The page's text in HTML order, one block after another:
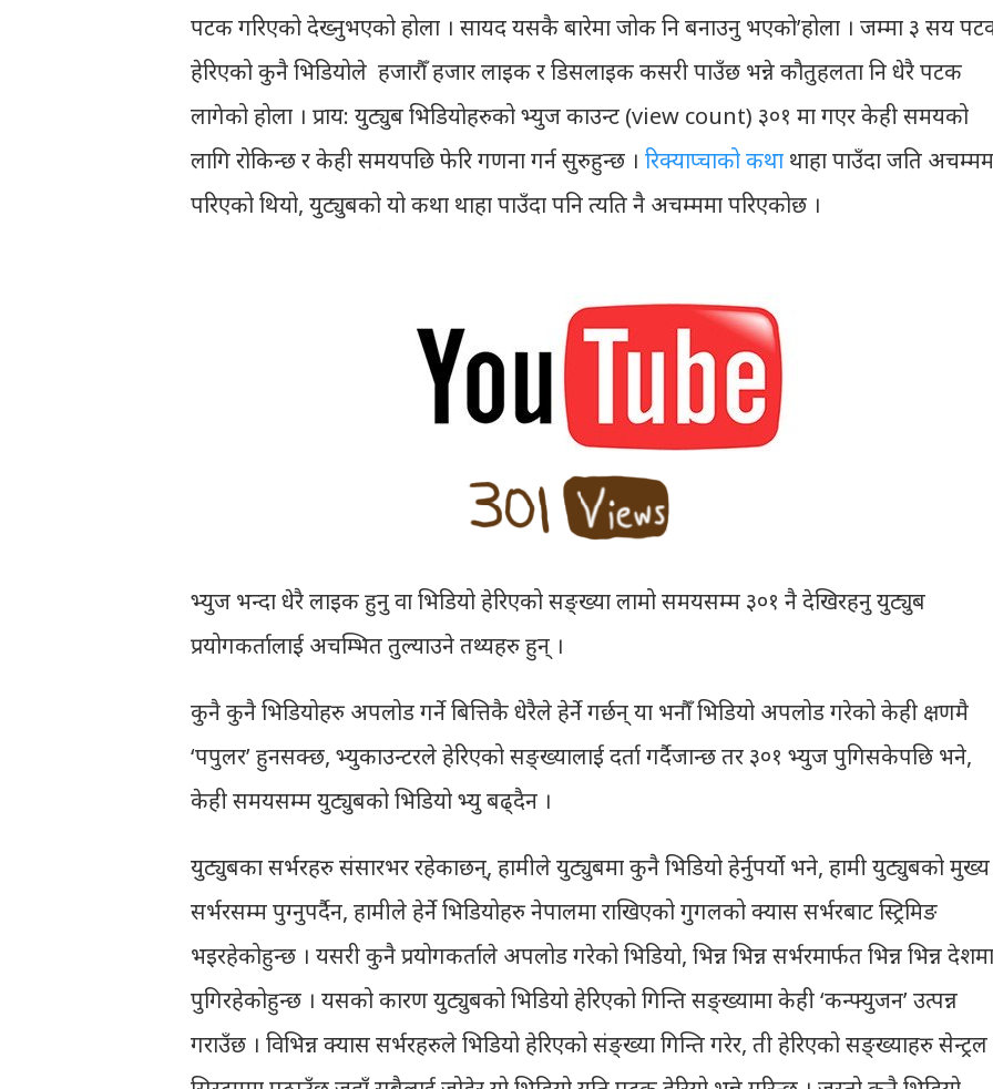
पटक गरिएको देख्नुभएको होला । सायद यसकै बारेमा जोक नि बनाउनु भएको’होला । जम्मा ३ सय
हेरिएको कुनै भिडियोले हजारौँ हजार लाइक र डिसलाइक कसरी पाउँछ भन्ने कौतुहलता नि धेरै पटक
लागेको होला । प्राय: युट्युब भिडियोहरुको भ्युज काउन्ट (view count) ३०१ मा गएर केही समयको
लागि रोकिन्छ र केही समयपछि फेरि गणना गर्न सुरुहुन्छ । रिक्याप्चाको कथा थाहा पाउँदा जति
परिएको थियो, युट्युबको यो कथा थाहा पाउँदा पनि त्यति नै अचम्ममा परिएकोछ ।
भ्युज भन्दा धेरै लाइक हुनु वा भिडियो हेरिएको सङ्ख्या लामो समयसम्म ३०१ नै देखिरहनु युट्युब
प्रयोगकर्तालाई अचम्भित तुल्याउने तथ्यहरु हुन् ।
कुनै कुनै भिडियोहरु अपलोड गर्ने बित्तिकै धेरैले हेर्ने गर्छन् या भनौँ भिडियो अपलोड गरेको केही क्षणमै
‘पपुलर’ हुनसक्छ, भ्युकाउन्टरले हेरिएको सङ्ख्यालाई दर्ता गर्दैजान्छ तर ३०१ भ्युज पुगिसकेपछि भने,
केही समयसम्म युट्युबको भिडियो भ्यु बढ्दैन ।
युट्युबका सर्भरहरु संसारभर रहेकाछन्, हामीले युट्युबमा कुनै भिडियो हेर्नुपर्यो भने, हामी युट्युबको मुख्य
सर्भरसम्म पुग्नुपर्दैन, हामीले हेर्ने भिडियोहरु नेपालमा राखिएको गुगलको क्यास सर्भरबाट स्ट्रिमिङ
भइरहेकोहुन्छ । यसरी कुनै प्रयोगकर्ताले अपलोड गरेको भिडियो, भिन्न भिन्न सर्भरमार्फत भिन्न भिन्न देशमा
पुगिरहेकोहुन्छ । यसको कारण युट्युबको भिडियो हेरिएको गिन्ति सङ्ख्यामा केही ‘कन्फ्युजन’ उत्पन्न
गराउँछ । विभिन्न क्यास सर्भरहरुले भिडियो हेरिएको संङ्ख्या गिन्ति गरेर, ती हेरिएको सङ्ख्याहरु सेन्ट्रल